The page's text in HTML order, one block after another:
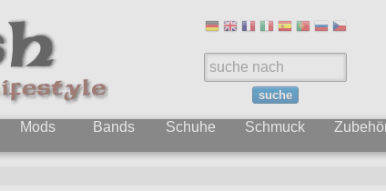
suche
Mods Bands Schuhe Schmuck